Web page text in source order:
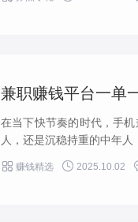
兼职赚钱平台一单
在当下快节奏的时代，手
人，还是沉稳持重的中年
 赚钱精选  2025.10.02